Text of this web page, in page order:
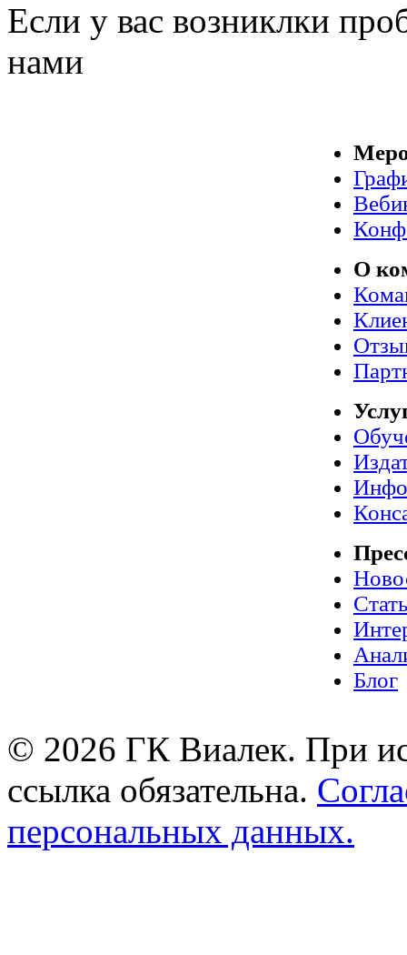
Если у вас возниклки
нами
О
Блог
© 2026 ГК Виалек. При
ссылка обязательна.
персональных данных.